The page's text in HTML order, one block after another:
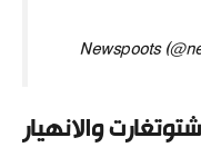
والانهيار